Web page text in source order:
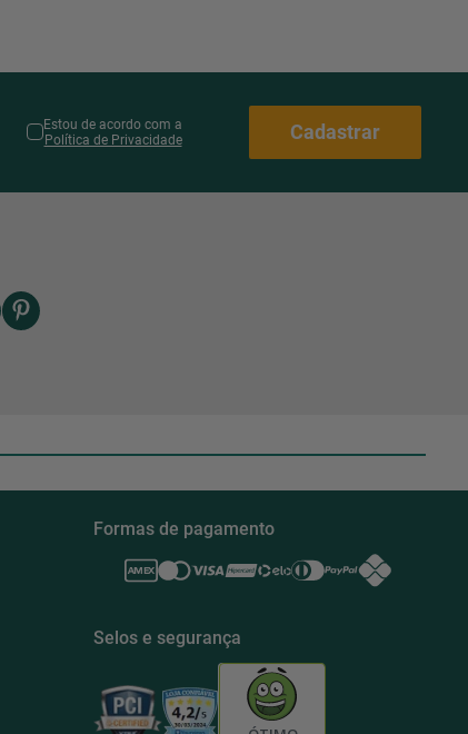
Estou de acordo com a
Política de Privacidade
Cadastrar
Formas de pagamento
Selos e segurança